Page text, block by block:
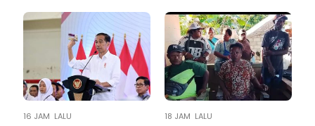
16 JAM LALU 18 JAM LALU